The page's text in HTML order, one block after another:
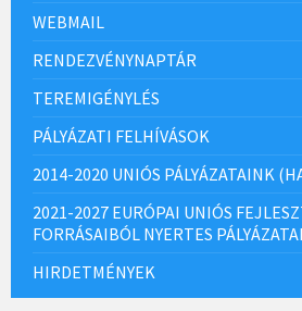
WEBMAIL
RENDEZVÉNYNAPTÁR
TEREMIGÉNYLÉS
PÁLYÁZATI FELHÍVÁSOK
2014-2020 UNIÓS PÁLYÁZATAINK
2021-2027 EURÓPAI UNIÓS
FORRÁSAIBÓL NYERTES
HIRDETMÉNYEK